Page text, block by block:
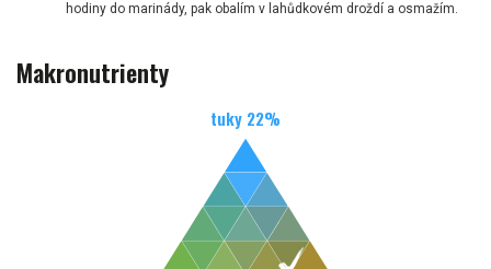
hodiny do marinády, pak obalím v lahůdkovém droždí a osmažím.
Makronutrienty
tuky 22%